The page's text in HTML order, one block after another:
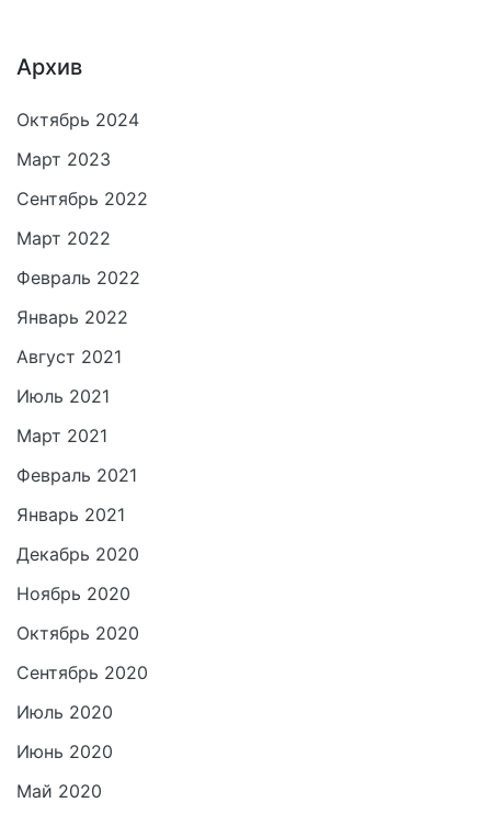
Архив
Октябрь 2024
Март 2023
Сентябрь 2022
Март 2022
Февраль 2022
Январь 2022
Август 2021
Июль 2021
Март 2021
Февраль 2021
Январь 2021
Декабрь 2020
Ноябрь 2020
Октябрь 2020
Сентябрь 2020
Июль 2020
Июнь 2020
Май 2020